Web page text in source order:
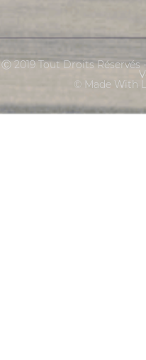
Ⓒ 2019 Tout Droits Réservés
© Made With